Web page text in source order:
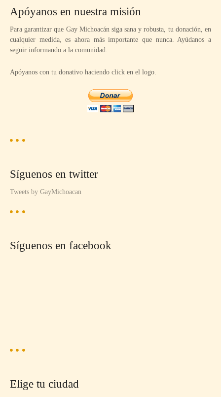
c
i
ó
n
o
s
p
u
s
:Apóyanos en nuestra misión
Para garantizar que Gay Michoacán siga sana y robusta, tu donación, en
cualquier medida, es ahora más importante que nunca. Ayúdanos a
seguir informando a la comunidad.
Apóyanos con tu donativo haciendo click en el logo.
Síguenos en twitter
Tweets by GayMichoacan
Síguenos en facebook
Elige tu ciudad